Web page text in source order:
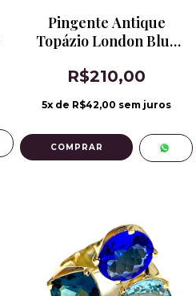
Pingente Antique
Topázio London Blue
R$210,00
5x de R$42,00 sem juros